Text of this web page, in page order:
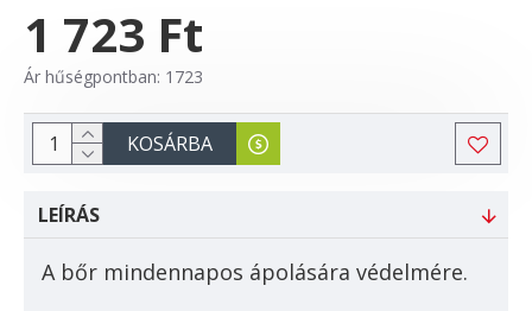
1 723 Ft
Ár hűségpontban: 1723
KOSÁRBA
LEÍRÁS
A bőr mindennapos ápolására védelmére.